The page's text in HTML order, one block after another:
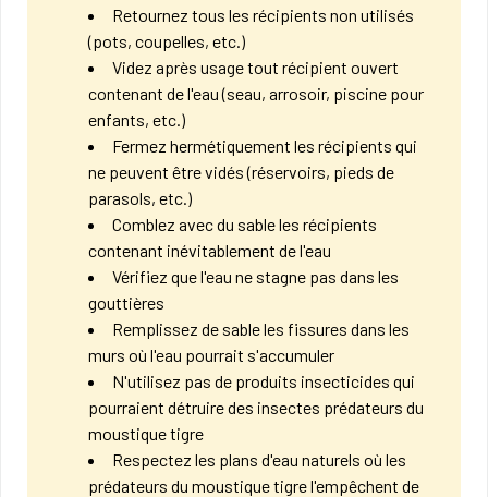
Retournez tous les récipients non utilisés
(pots, coupelles, etc.)​
Videz après usage tout récipient ouvert
contenant de l'eau (seau, arrosoir, piscine pour
enfants, etc.)
Fermez hermétiquement les récipients qui
ne peuvent être vidés (réservoirs, pieds de
parasols, etc.)
Comblez avec du sable les récipients
contenant inévitablement de l'eau
Vérifiez que l'eau ne stagne pas dans les
gouttières
Remplissez de sable les fissures dans les
murs où l'eau pourrait s'accumuler
N'utilisez pas de produits insecticides qui
pourraient détruire des insectes prédateurs du
moustique tigre​
Respectez les plans d'eau naturels où les
prédateurs du moustique tigre l'empêchent de